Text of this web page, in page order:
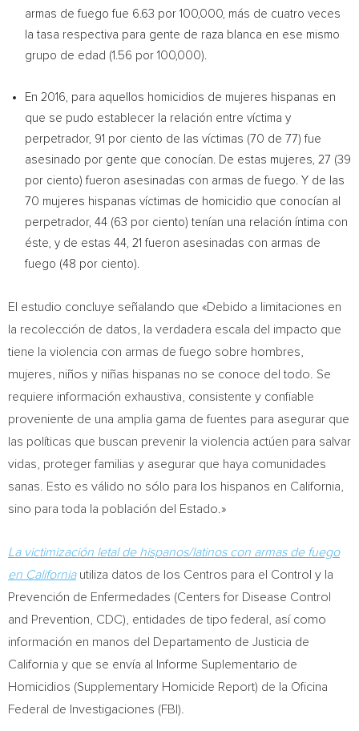
armas de fuego fue 6.63 por 100,000, más de cuatro veces
la tasa respectiva para gente de raza blanca en ese mismo
grupo de edad (1.56 por 100,000).
En 2016, para aquellos homicidios de mujeres hispanas en
que se pudo establecer la relación entre víctima y
perpetrador, 91 por ciento de las víctimas (70 de 77) fue
asesinado por gente que conocían. De estas mujeres, 27 (39
por ciento) fueron asesinadas con armas de fuego. Y de las
70 mujeres hispanas víctimas de homicidio que conocían al
perpetrador, 44 (63 por ciento) tenían una relación íntima con
éste, y de estas 44, 21 fueron asesinadas con armas de
fuego (48 por ciento).
El estudio concluye señalando que «Debido a limitaciones en
la recolección de datos, la verdadera escala del impacto que
tiene la violencia con armas de fuego sobre hombres,
mujeres, niños y niñas hispanas no se conoce del todo. Se
requiere información exhaustiva, consistente y confiable
proveniente de una amplia gama de fuentes para asegurar que
las políticas que buscan prevenir la violencia actúen para salvar
vidas, proteger familias y asegurar que haya comunidades
sanas. Esto es válido no sólo para los hispanos en California
sino para toda la población del Estado.»
La victimización letal de hispanos/latinos con armas de fuego
en Californiautiliza datos de los Centros para el Control y la
Prevención de Enfermedades (Centers for Disease Control
and Prevention, CDC), entidades de tipo federal, así como
información en manos del Departamento de Justicia de
California y que se envía al Informe Suplementario de
Homicidios (Supplementary Homicide Report) de la Oficina
Federal de Investigaciones (FBI).